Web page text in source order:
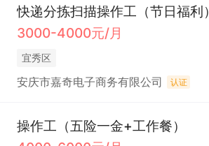
快递分拣扫描操作工（节日福利）
3000-4000元/月
宜秀区
安庆市嘉奇电子商务有限公司 认证
操作工（五险一金+工作餐）